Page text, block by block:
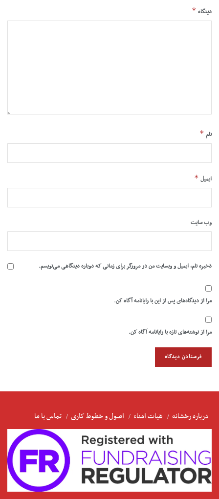
دیدگاه *
نام *
ایمیل *
وب‌ سایت
ذخیره نام، ایمیل و وبسایت من در مرورگر برای زمانی که دوباره دیدگاهی می‌نویسم.
مرا از دیدگاه‌های پس از این با رایانامه آگاه کن.
مرا از نوشته‌های تازه با رایانامه آگاه کن.
درباره رخشانه هیات امناء اصول و خطوط کاری تماس با ما